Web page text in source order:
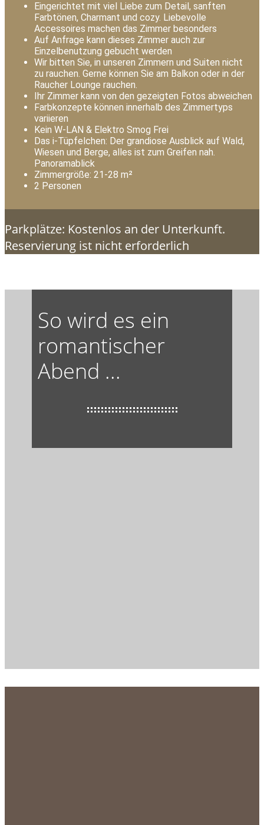
Eingerichtet mit viel Liebe zum Detail, sanften
Farbtönen, Charmant und cozy. Liebevolle
Accessoires machen das Zimmer besonders
Auf Anfrage kann dieses Zimmer auch zur
Einzelbenutzung gebucht werden
Wir bitten Sie, in unseren Zimmern und Suiten nicht
zu rauchen. Gerne können Sie am Balkon oder in der
Raucher Lounge rauchen.
Ihr Zimmer kann von den gezeigten Fotos abweichen
Farbkonzepte können innerhalb des Zimmertyps
variieren
Kein W-LAN & Elektro Smog Frei
Das i-Tüpfelchen: Der grandiose Ausblick auf Wald,
Wiesen und Berge, alles ist zum Greifen nah.
Panoramablick
Zimmergröße: 21-28 m²
2 Personen
Parkplätze: Kostenlos an der Unterkunft.
Reservierung ist nicht erforderlich
So wird es ein
romantischer
Abend ...